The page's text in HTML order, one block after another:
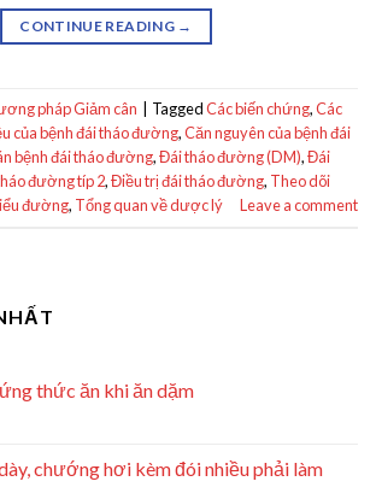
CONTINUE READING →
pháp Giảm cân TaggedCác biến chứng,Các
của bệnh đái tháo đường,Căn nguyên của bệnh đái
bệnh đái tháo đường,Đái tháo đường (DM),Đái
đường típ 2,Điều trị đái tháo đường, Theo dõi
đường, Tổng quan về dược lý Leave a comment
thức ăn khi ăn dặm
chướng hơi kèm đói nhiều phải làm